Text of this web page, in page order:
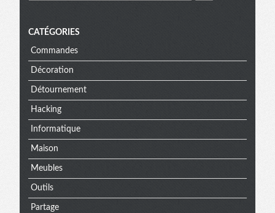
CATÉGORIES
Commandes
Décoration
Détournement
Hacking
Informatique
Maison
Meubles
Outils
Partage